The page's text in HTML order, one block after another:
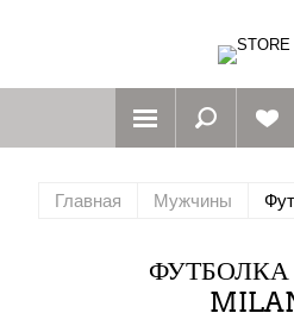
Главная Мужчины
ФУТБОЛКА